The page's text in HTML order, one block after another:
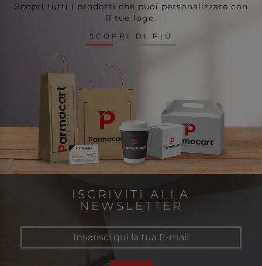
Scopri tutti i prodotti che puoi personalizzare con
il tuo logo.
SCOPRI DI PIÙ
ISCRIVITI ALLA
NEWSLETTER